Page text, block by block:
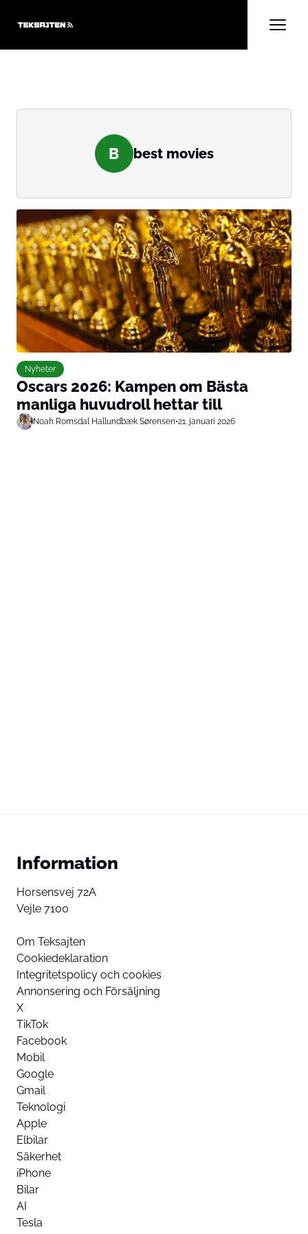
B best movies
Nyheter
Oscars 2026: Kampen om Bästa
manliga huvudroll hettar till
Noah Romsdal Hallundbæk Sørensen•21. januari 2026
Information
Horsensvej 72A
Vejle 7100
Om Teksajten
Cookiedeklaration
Integritetspolicy och cookies
Annonsering och Försäljning
X
TikTok
Facebook
Mobil
Google
Gmail
Teknologi
Apple
Elbilar
Säkerhet
iPhone
Bilar
AI
Tesla